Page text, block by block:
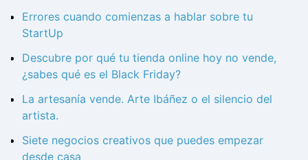
Errores cuando comienzas a hablar sobre tu
StartUp
Descubre por qué tu tienda online hoy no vende,
¿sabes qué es el Black Friday?
La artesanía vende. Arte Ibáñez o el silencio del
artista.
Siete negocios creativos que puedes empezar
desde casa